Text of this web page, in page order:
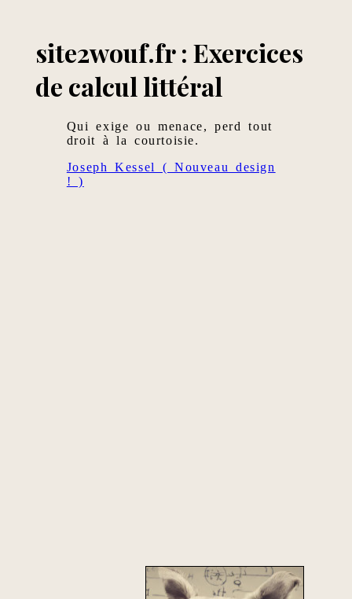
site2wouf.fr : Exercices
de calcul littéral
Qui exige ou menace, perd tout
droit à la courtoisie.
Joseph Kessel ( Nouveau design
! )